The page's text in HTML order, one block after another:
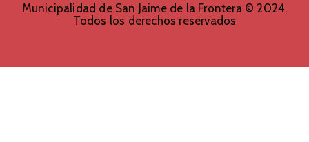
Municipalidad de San Jaime de la Frontera © 2024.
Todos los derechos reservados